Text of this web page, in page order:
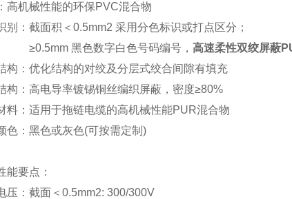
高机械性能的环保PVC混合物
别：截面积＜ 0.5mm2 采用分色标识或打点区分；
≥0.5mm 黑色数字白色号码编号， 高速柔性双绞屏蔽
构：优化结构的对绞及分层式绞合间隙有填充
构：高电导率镀锡铜丝编织屏蔽，密度≥80%
料：适用于拖链电缆的高机械性能PUR混合物
色：黑色或灰色(可按需定制)
能要点：
压：截面＜ 0.5mm2: 300/300V